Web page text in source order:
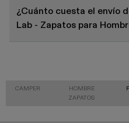
¿Cuánto cuesta el envío
Lab - Zapatos para
CAMPER
HOMBRE
ZAPATOS